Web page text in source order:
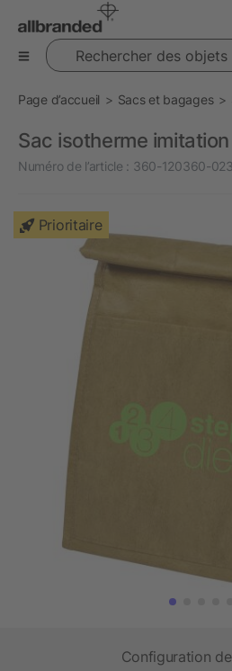
Rechercher des objets
Page d’accueil Sacs et bagages
Sac isotherme
Numéro de l’article : 360-120360-023
Prioritaire
Configuration